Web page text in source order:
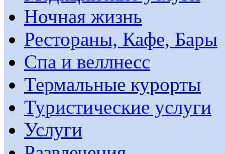
Ночная жизнь
Рестораны, Кафе, Бары
Спа и веллнесс
Термальные курорты
Туристические услуги
Услуги